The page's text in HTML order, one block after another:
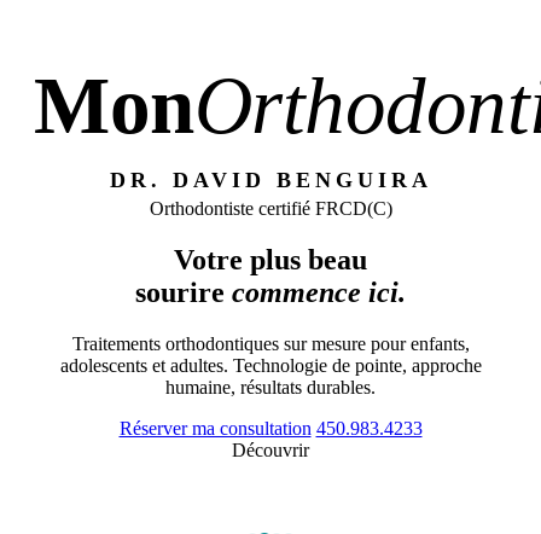
Mon
DR. DAVID BENGUIRA
Orthodontiste certifié FRCD(C)
Votre plus beau
sourire commence ici.
Traitements orthodontiques sur mesure pour enfants,
adolescents et adultes. Technologie de pointe, approche
humaine, résultats durables.
Réserver ma consultation 450.983.4233
Découvrir